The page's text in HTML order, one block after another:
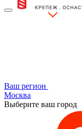
Ваш регион
Москва
Выберите ваш город